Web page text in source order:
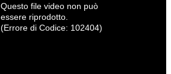
Questo file video non può
essere riprodotto.
(Errore di Codice: 102404)